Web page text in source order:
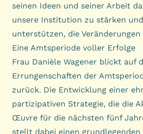
seinen Ideen und seiner Arbeit
unsere Institution zu stärken
unterstützen, die Veränderungen
Eine Amtsperiode voller Erfolge
Frau Danièle Wagener blickt auf
Errungenschaften der
zurück. Die Entwicklung einer
partizipativen Strategie, die die
Œuvre für die nächsten fünf
stellt dabei einen grundlegenden